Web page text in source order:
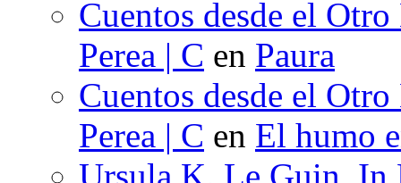
Cuentos desde el
Perea | C en Paura
Cuentos desde el
Perea | C en El humo